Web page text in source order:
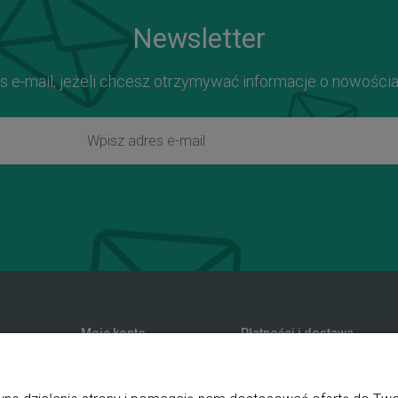
Newsletter
e-mail, jeżeli chcesz otrzymywać informacje o
Moje konto
Ustawienia konta
Płatności i dostawa
Koszty dostawy